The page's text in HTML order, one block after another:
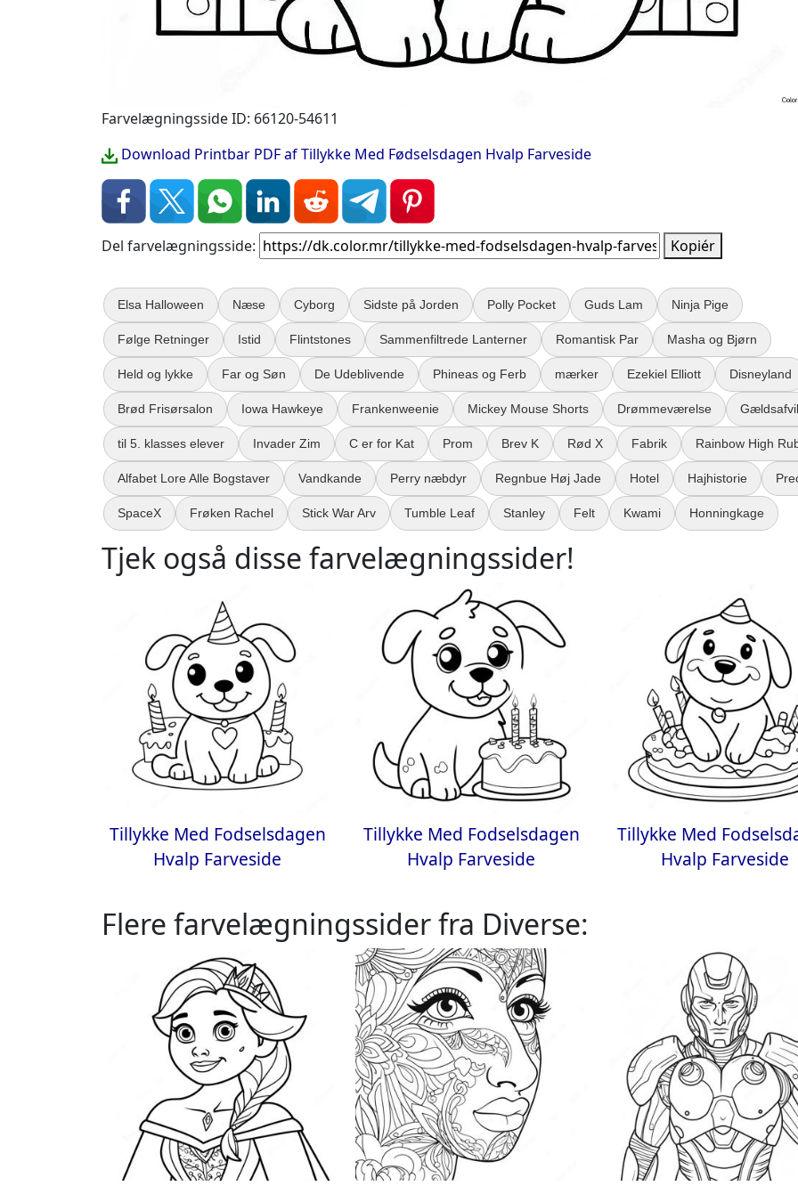
Farvelægningsside ID: 66120-54611
Download Printbar PDF af Tillykke Med Fødselsdagen Hvalp Farveside
Del farvelægningsside: Kopiér
Elsa Halloween Næse Cyborg Sidste på Jorden Polly Pocket Guds Lam Ninja Pige
Følge Retninger Istid Flintstones Sammenfiltrede Lanterner Romantisk Par Masha og Bjørn
Held og lykke Far og Søn De Udeblivende Phineas og Ferb mærker Ezekiel Elliott Disneyland
Brød Frisørsalon Iowa Hawkeye Frankenweenie Mickey Mouse Shorts Drømmeværelse
til 5. klasses elever Invader Zim C er for Kat Prom Brev K Rød X Fabrik Rainbow High
Alfabet Lore Alle Bogstaver Vandkande Perry næbdyr Regnbue Høj Jade Hotel Hajhistorie
SpaceX Frøken Rachel Stick War Arv Tumble Leaf Stanley Felt Kwami Honningkage
Tjek også disse farvelægningssider!
Tillykke Med Fodselsdagen
Hvalp Farveside
Tillykke Med Fodselsdagen
Hvalp Farveside
Tillykke Med
Hvalp Farveside
Flere farvelægningssider fra Diverse: